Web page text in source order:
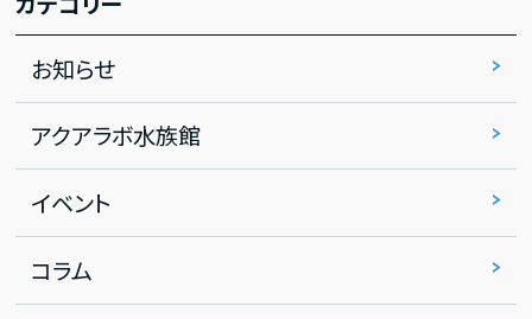
お知らせ
アクアラボ水族館
イベント
コラム